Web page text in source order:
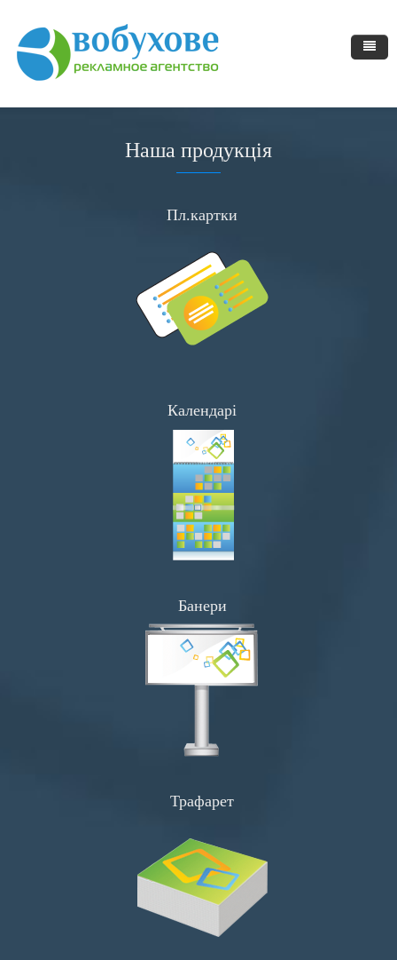
Наша продукція
Пл.картки
Календарі
Банери
Трафарет